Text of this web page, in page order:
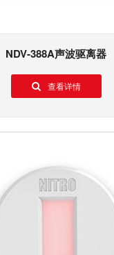
NDV-388A声波驱离器
查看详情